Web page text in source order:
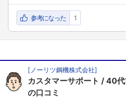
参考になった 1
[ ノーリツ鋼機株式会社]
カスタマーサポート 40代
の口コミ